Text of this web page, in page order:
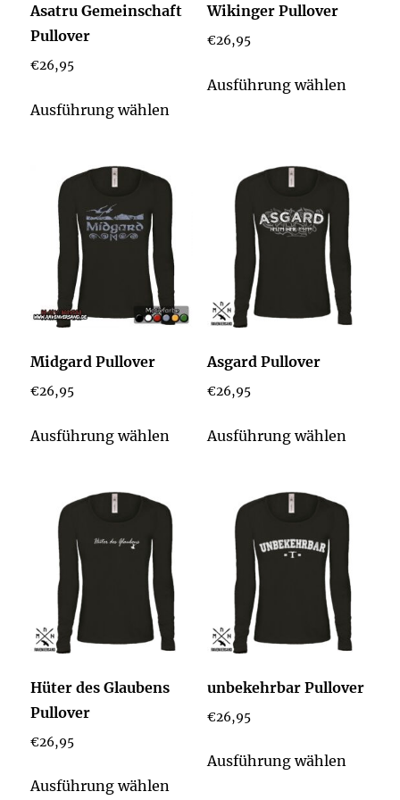
Produktseite
gewählt
Asatru Gemeinschaft
Pullover
€26,95
Ausführung wählen
Dieses
Produkt
Varianten
auf.
Die
Optionen
können
auf
Produktseite
gewählt
Wikinger Pullover
€26,95
Ausführung wählen
auf.
Die
können
auf
der
Midgard Pullover
€26,95
Ausführung wählen
Produkt
Varianten
auf.
Die
Optionen
können
auf
Produktseite
gewählt
Asgard Pullover
€26,95
Ausführung wählen
auf.
Die
können
auf
Hüter des Glaubens
Pullover
€26,95
Ausführung wählen
Dieses
Produkt
unbekehrbar Pullover
€26,95
Ausführung wählen